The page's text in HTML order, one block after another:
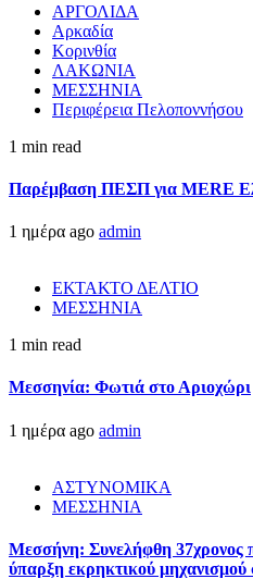
ΑΡΓΟΛΙΔΑ
Αρκαδία
Κορινθία
ΛΑΚΩΝΙΑ
ΜΕΣΣΗΝΙΑ
Περιφέρεια Πελοποννήσου
1 min read
Παρέμβαση ΠΕΣΠ για MERE
1 ημέρα ago admin
ΕΚΤΑΚΤΟ ΔΕΛΤΙΟ
ΜΕΣΣΗΝΙΑ
1 min read
Μεσσηνία: Φωτιά στο Αριοχώρι
1 ημέρα ago admin
ΑΣΤΥΝΟΜΙΚΑ
ΜΕΣΣΗΝΙΑ
Μεσσήνη: Συνελήφθη 37χρονος
ύπαρξη εκρηκτικού μηχανισμού